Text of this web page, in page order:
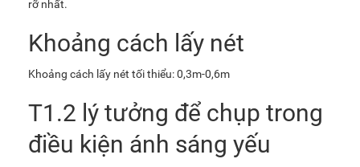
rỡ nhất.
Khoảng cách lấy nét
Khoảng cách lấy nét tối thiểu: 0,3m-0,6m
T1.2 lý tưởng để chụp trong
điều kiện ánh sáng yếu